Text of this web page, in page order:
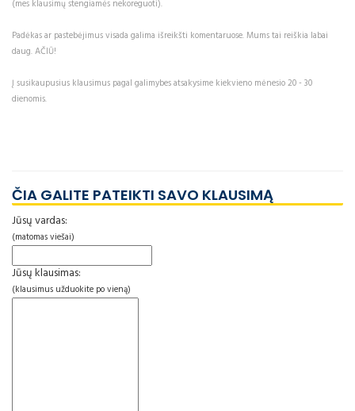
(mes klausimų stengiamės nekoreguoti).
Padėkas ar pastebėjimus visada galima išreikšti komentaruose. Mums tai reiškia labai
daug. AČIŪ!
Į susikaupusius klausimus pagal galimybes atsakysime kiekvieno mėnesio 20 - 30
dienomis.
ČIA GALITE PATEIKTI SAVO KLAUSIMĄ
Jūsų vardas:
(matomas viešai)
Jūsų klausimas:
(klausimus užduokite po vieną)